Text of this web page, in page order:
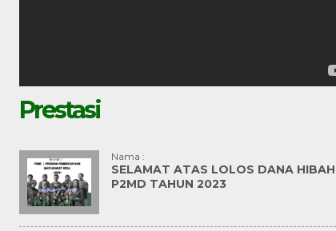
Prestasi
Nama :
SELAMAT ATAS LOLOS DANA HIBAH
P2MD TAHUN 2023